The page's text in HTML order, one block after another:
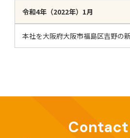
令和4年（2022年）1月
本社を大阪府大阪市福島区吉野の
Contact